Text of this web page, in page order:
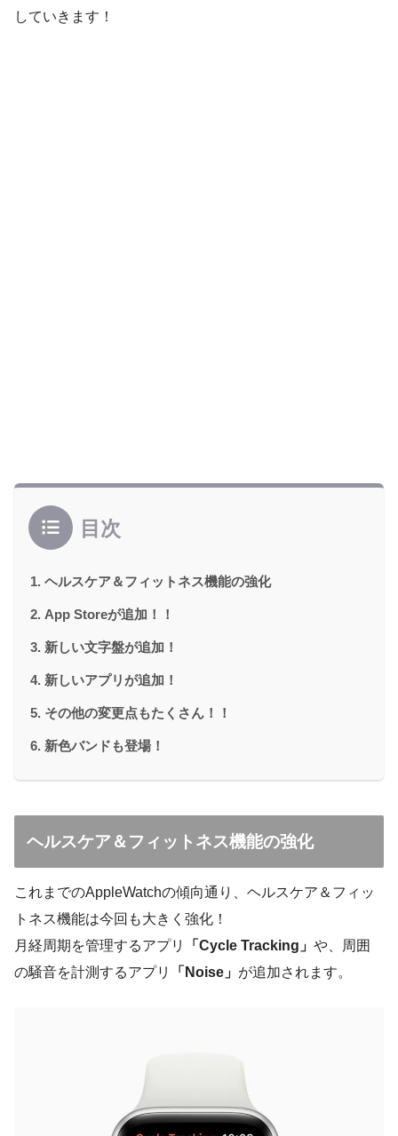
していきます！
目次
ヘルスケア＆フィットネス機能の強化
App Storeが追加！！
新しい文字盤が追加！
新しいアプリが追加！
その他の変更点もたくさん！！
新色バンドも登場！
ヘルスケア＆フィットネス機能の強化
これまでのAppleWatchの傾向通り、ヘルスケア＆フィッ
トネス機能は今回も大きく強化！
月経周期を管理するアプリ
「Cycle Tracking」 や、周囲
の騒音を計測するアプリ
「Noise」 が追加されます。